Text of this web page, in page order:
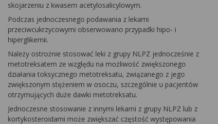
skojarzeniu z kwasem acetylosalicylowym.
Podczas jednoczesnego podawania z lekami
przeciwcukrzycowymi obserwowano przypadki hipo- i
hiperglikemii.
Należy ostrożnie stosować leki z grupy NLPZ jednocześnie z
metotreksatem ze względu na możliwość zwiększonego
działania toksycznego metotreksatu, związanego z jego
zwiększonym stężeniem w osoczu, szczególnie u pacjentów
otrzymujących duże dawki metotreksatu.
Jednoczesne stosowanie z innymi lekami z grupy NLPZ lub z
kortykosteroidami może zwiększać częstość występowania